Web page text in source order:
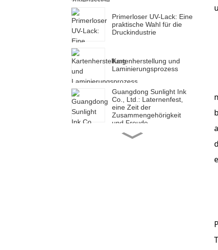
Primerloser UV-Lack: Eine
praktische Wahl für die
Druckindustrie
Kartenherstellung und
Laminierungsprozess
Guangdong Sunlight Ink
Co., Ltd.: Laternenfest,
eine Zeit der
Zusammengehörigkeit
und Freude
Guangdong Sunlight Ink